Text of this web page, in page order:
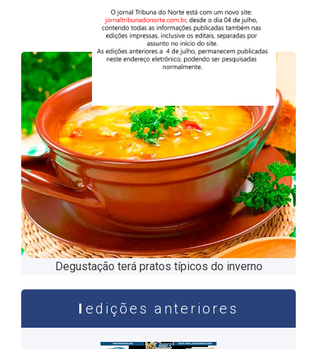
Degustação terá pratos típicos do inverno
edições anteriores